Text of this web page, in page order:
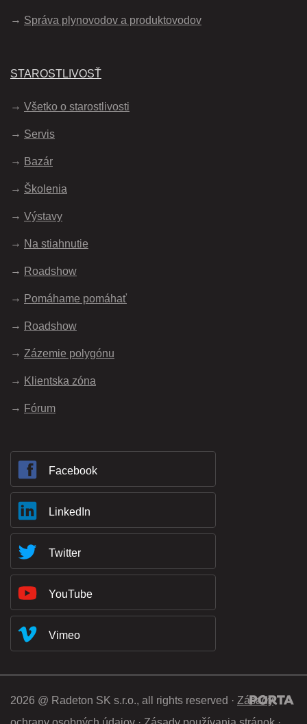
Správa plynovodov a produktovodov
STAROSTLIVOSŤ
Všetko o starostlivosti
Servis
Bazár
Školenia
Výstavy
Na stiahnutie
Roadshow
Pomáhame pomáhať
Roadshow
Zázemie polygónu
Klientska zóna
Fórum
Facebook
LinkedIn
Twitter
YouTube
Vimeo
2026 @ Radeton SK s.r.o., all rights reserved · Zásady